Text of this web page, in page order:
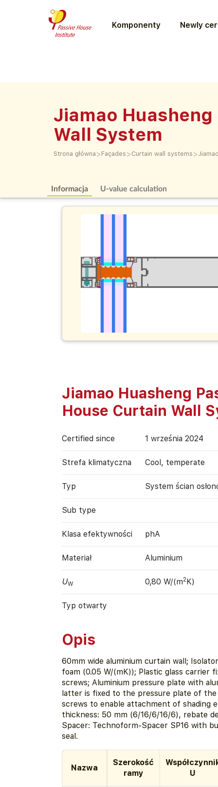
Komponenty Newly
Jiamao
Wall System
Strona główna > Façades > Curtain wall systems >
Informacja U-value calculation
Jiamao Huasheng
House Curtain Wall
Certified since 1 września 2024
Strefa klimatyczna Cool, temperate
Typ System ścian
Sub type
Klasa efektywności phA
Materiał Aluminium
UW 0,80 W/(m2K)
Typ otwarty
Opis
60mm wide aluminium curtain wall;
foam (0.05 W/(mK)); Plastic glass carrier
screws; Aluminium pressure plate with
latter is fixed to the pressure plate of the
screws to enable attachment of shading
thickness: 50 mm (6/16/6/16/6), rebate
Spacer: Technoform-Spacer SP16 with
seal.
Nazwa
Szerokość
ramy
U